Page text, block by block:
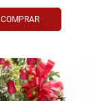
COMPRAR